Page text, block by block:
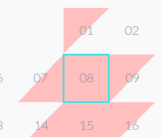
01 02
07 08 09
14 15 16